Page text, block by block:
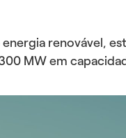
renovável,
MW em